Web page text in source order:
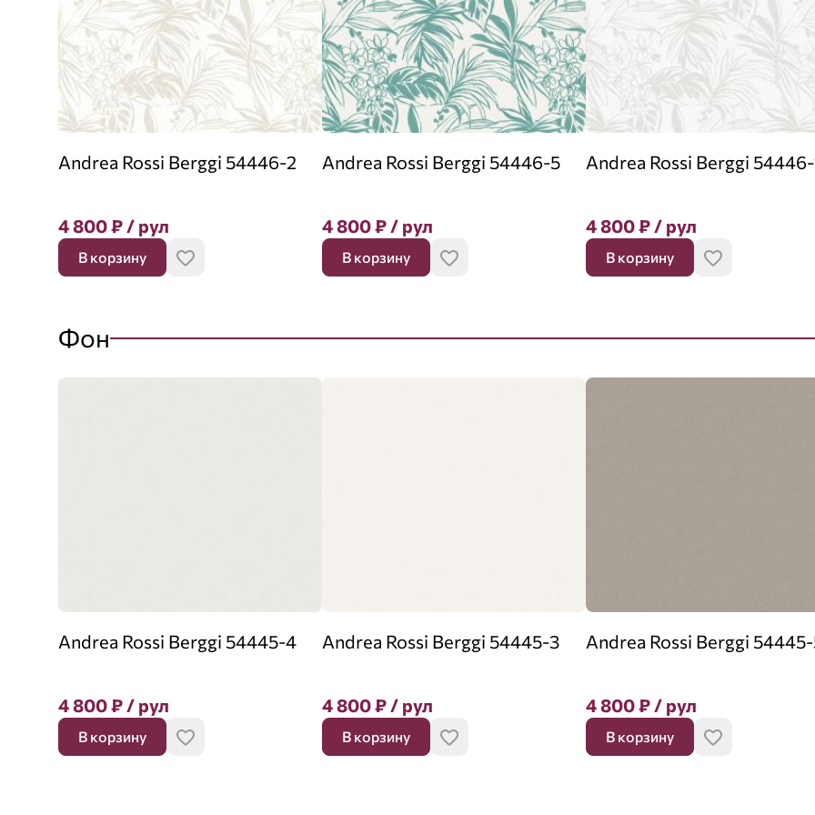
Andrea Rossi Berggi 54446-2
4 800₽/ рул
В корзину
Andrea Rossi Berggi 54446-5
4 800₽/ рул
В корзину
Andrea Rossi Berggi 54446-
4 800₽/ рул
В корзину
Фон
Andrea Rossi Berggi 54445-4
4 800₽/ рул
В корзину
Andrea Rossi Berggi 54445-3
4 800₽/ рул
В корзину
Andrea Rossi Berggi
4 800₽/ рул
В корзину